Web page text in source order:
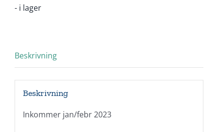
- i lager
Beskrivning
Beskrivning
Inkommer jan/febr 2023